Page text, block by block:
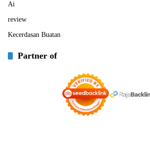
Ai
review
Kecerdasan Buatan
Partner of